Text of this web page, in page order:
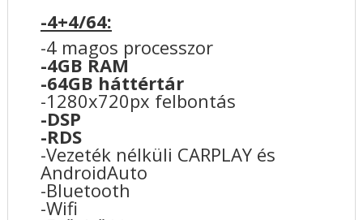
-4+4/64:
-4 magos processzor
-4GB RAM
-64GB háttértár
-1280x720px felbontás
-DSP
-RDS
-Vezeték nélküli CARPLAY és
AndroidAuto
-Bluetooth
-Wifi